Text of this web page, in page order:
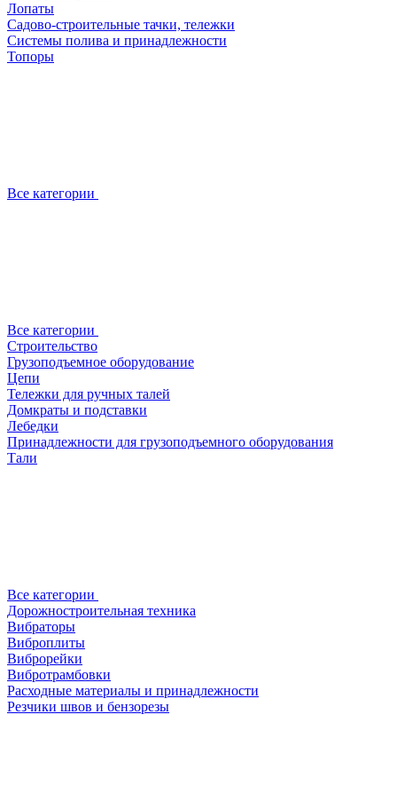
Лопаты
Садово-строительные тачки, тележки
Системы полива и принадлежности
Топоры
Все категории
Все категории
Строительство
Грузоподъемное оборудование
Цепи
Тележки для ручных талей
Домкраты и подставки
Лебедки
Принадлежности для грузоподъемного оборудования
Тали
Все категории
Дорожностроительная техника
Вибраторы
Виброплиты
Виброрейки
Вибротрамбовки
Расходные материалы и принадлежности
Резчики швов и бензорезы